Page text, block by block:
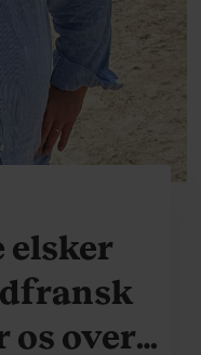
elsker
os over,